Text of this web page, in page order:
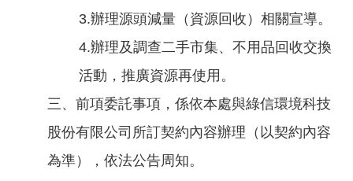
3.辦理源頭減量（資源回收）相關宣導。
4.辦理及調查二手市集、不用品回收交換
活動，推廣資源再使用。
三、前項委託事項，係依本處與綠信環境科技
股份有限公司所訂契約內容辦理（以契約內容
為準），依法公告周知。